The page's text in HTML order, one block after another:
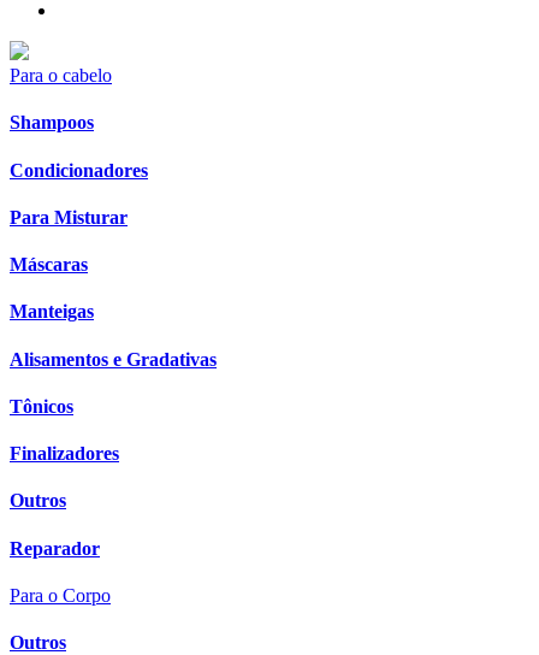
Para o cabelo
Shampoos
Condicionadores
Para Misturar
Máscaras
Manteigas
Alisamentos e Gradativas
Tônicos
Finalizadores
Outros
Reparador
Para o Corpo
Outros